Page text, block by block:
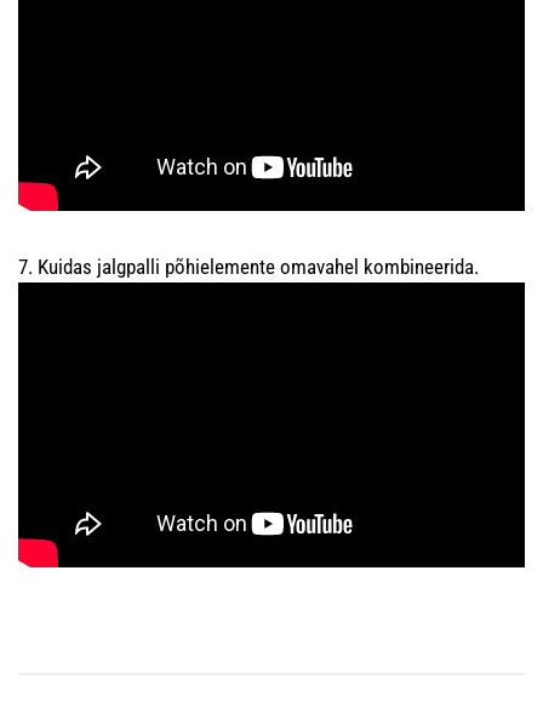
7. Kuidas jalgpalli põhielemente omavahel kombineerida.